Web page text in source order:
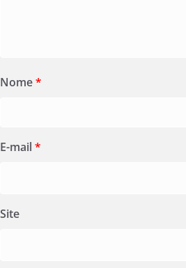
Nome*
E-mail*
Site